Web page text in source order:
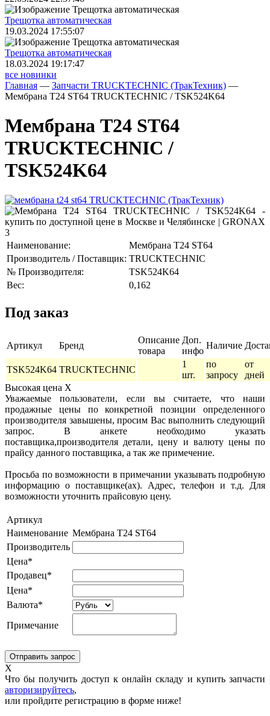
Трещoтка автоматическая
19.03.2024 17:55:07
Трещoтка автоматическая
18.03.2024 19:17:47
все новинки
Главная — Запчасти TRUCKTECHNIC (ТракТехник) —
Мембрана T24 ST64 TRUCKTECHNIC / TSK524K64
Мембрана T24 ST64
TRUCKTECHNIC /
TSK524K64
Наименование:
Мембрана T24 ST64
Производитель / Поставщик: TRUCKTECHNIC
№ Производителя:
TSK524K64
Вес:
0,162
Под заказ
Артикул Бренд
Описание
товара
Доп.
инфо
Наличие
TSK524K64 TRUCKTECHNIC
1
шт.
по
запросу
от
дней
Высокая цена X
Уважаемые пользователи, если вы считаете, что наши
продажные цены по конкретной позиции определенного
производителя завышены, просим Вас выполнить следующий
запрос. В анкете необходимо указать
поставщика,производителя детали, цену и валюту цены по
прайсу данного поставщика, а так же примечение.
Просьба по возможности в примечании указывать подробную
информацию о поставщике(ах). Адрес, телефон и т.д. Для
возможности уточнить прайсовую цену.
Артикул
Наименование Мембрана T24 ST64
Производитель
Цена*
Продавец*
Цена*
Валюта*
Примечание
X
Что бы получить доступ к онлайн складу и купить запчасти
авторизируйтесь,
или пройдите регистрацию в форме ниже!